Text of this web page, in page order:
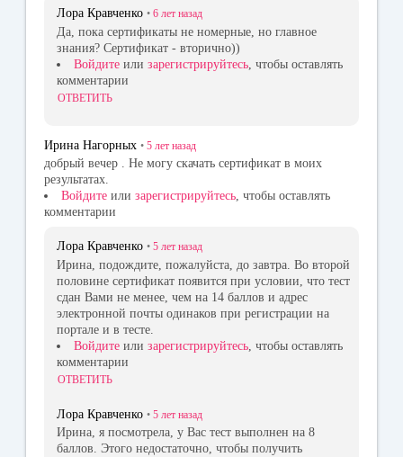
Лора Кравченко • 6 лет назад
Да, пока сертификаты не номерные, но главное
знания? Сертификат - вторично))
Войдите или зарегистрируйтесь , чтобы оставлять
комментарии
ОТВЕТИТЬ
Ирина Нагорных • 5 лет назад
добрый вечер . Не могу скачать сертификат в моих
результатах.
Войдите или зарегистрируйтесь, чтобы оставлять
комментарии
Лора Кравченко • 5 лет назад
Ирина, подождите, пожалуйста, до завтра. Во второй
половине сертификат появится при условии, что тест
сдан Вами не менее, чем на 14 баллов и адрес
электронной почты одинаков при регистрации на
портале и в тесте.
Войдите или зарегистрируйтесь , чтобы оставлять
комментарии
ОТВЕТИТЬ
Лора Кравченко • 5 лет назад
Ирина, я посмотрела, у Вас тест выполнен на 8
баллов. Этого недостаточно, чтобы получить